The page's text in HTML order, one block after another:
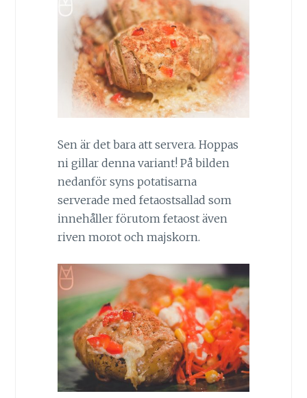
Sen är det bara att servera. Hoppas
ni gillar denna variant! På bilden
nedanför syns potatisarna
serverade med fetaostsallad som
innehåller förutom fetaost även
riven morot och majskorn.